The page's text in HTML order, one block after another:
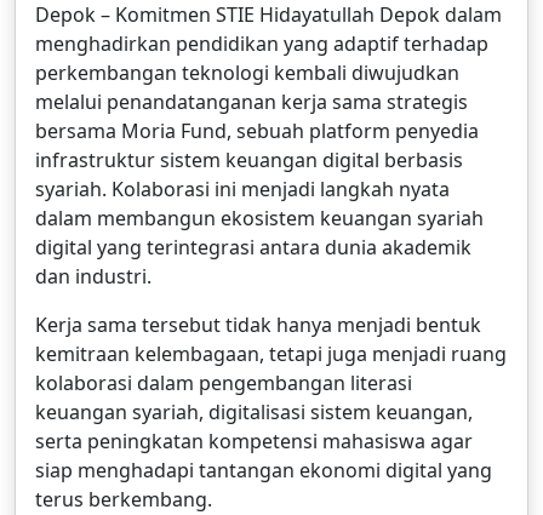
Depok – Komitmen STIE Hidayatullah Depok dalam
menghadirkan pendidikan yang adaptif terhadap
perkembangan teknologi kembali diwujudkan
melalui penandatanganan kerja sama strategis
bersama Moria Fund, sebuah platform penyedia
infrastruktur sistem keuangan digital berbasis
syariah. Kolaborasi ini menjadi langkah nyata
dalam membangun ekosistem keuangan syariah
digital yang terintegrasi antara dunia akademik
dan industri.
Kerja sama tersebut tidak hanya menjadi bentuk
kemitraan kelembagaan, tetapi juga menjadi ruang
kolaborasi dalam pengembangan literasi
keuangan syariah, digitalisasi sistem keuangan,
serta peningkatan kompetensi mahasiswa agar
siap menghadapi tantangan ekonomi digital yang
terus berkembang.